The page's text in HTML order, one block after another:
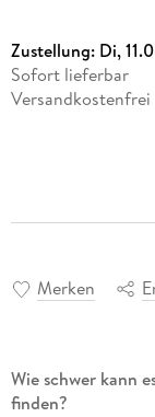
Zustellung: Di,
Sofort lieferbar
Versandkostenfrei
Merken
Wie schwer kann
finden?